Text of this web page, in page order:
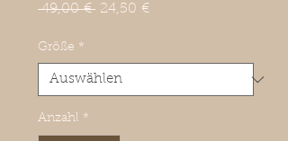
49,00 € Standardpreis
24,50 €Sale-
Größe *
Anzahl *